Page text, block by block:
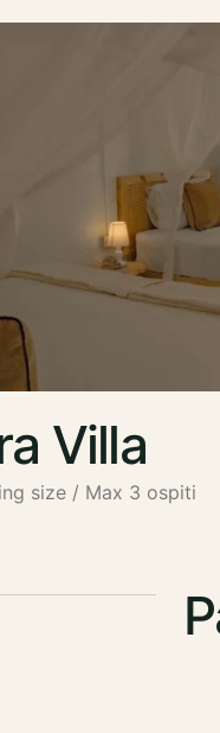
Villa
size / Max 3 ospiti